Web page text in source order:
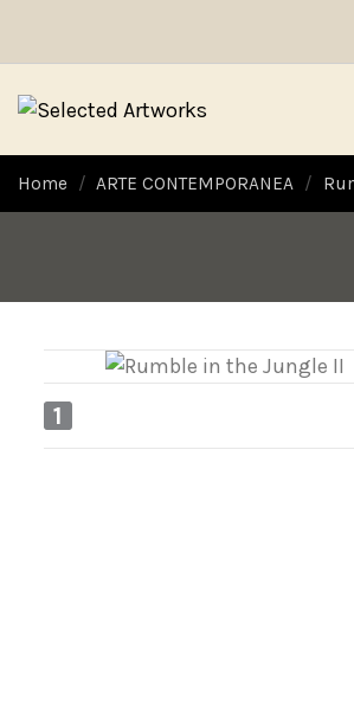
Home ARTE CONTEMPORANEA
1